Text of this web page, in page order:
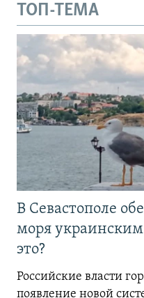
ТОП-ТЕМА
В Севастополе
моря
это?
Российские власти
появление новой